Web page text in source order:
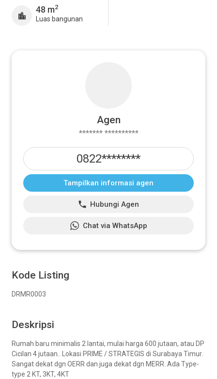
48 m2
Luas bangunan
Kode Listing
DRMR0003
Deskripsi
Rumah baru minimalis 2 lantai, mulai harga 600 jutaan, atau DP
Cicilan 4 jutaan.. Lokasi PRIME / STRATEGIS di Surabaya Timur.
Sangat dekat dgn OERR dan juga dekat dgn MERR. Ada Type-
type 2 KT, 3KT, 4KT
Agen
******* **********
0822********
Tampilkan informasi agen
Hubungi Agen
Chat via WhatsApp